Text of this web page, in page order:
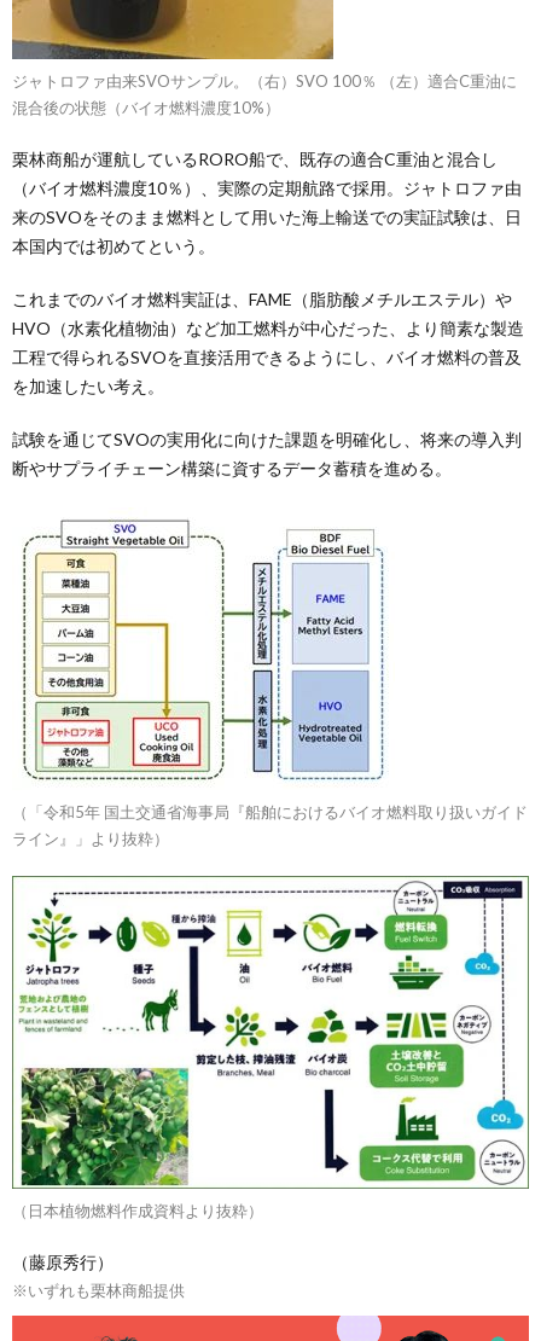
ジャトロファ由来SVOサンプル。（右）SVO 100％ （左）適合C重油に
混合後の状態（バイオ燃料濃度10%）
栗林商船が運航しているRORO船で、既存の適合C重油と混合し
（バイオ燃料濃度10％）、実際の定期航路で採用。ジャトロファ由
来のSVOをそのまま燃料として用いた海上輸送での実証試験は、日
本国内では初めてという。
これまでのバイオ燃料実証は、FAME（脂肪酸メチルエステル）や
HVO（水素化植物油）など加工燃料が中心だった、より簡素な製造
工程で得られるSVOを直接活用できるようにし、バイオ燃料の普及
を加速したい考え。
試験を通じてSVOの実用化に向けた課題を明確化し、将来の導入判
断やサプライチェーン構築に資するデータ蓄積を進める。
（「令和5年 国土交通省海事局『船舶におけるバイオ燃料取り扱いガイド
ライン』」より抜粋）
（日本植物燃料作成資料より抜粋）
（藤原秀行）
※いずれも栗林商船提供